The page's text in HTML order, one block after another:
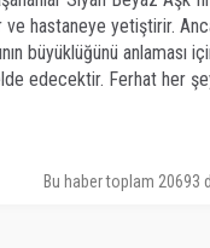
ve hastaneye yetiştirir.
büyüklüğünü anlaması
edecektir. Ferhat her
Bu haber toplam 20693